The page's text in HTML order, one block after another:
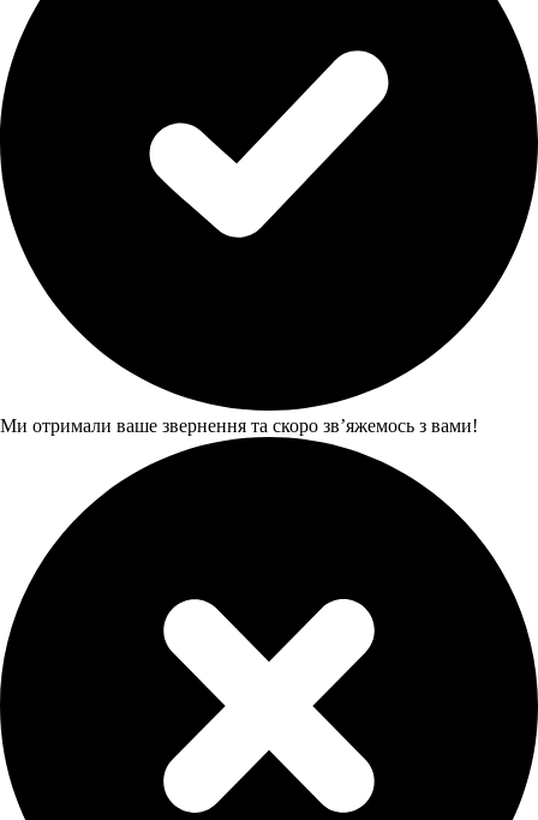
Ми отримали ваше звернення та скоро звʼяжемось з вами!